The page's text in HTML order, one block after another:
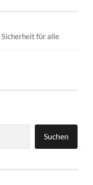
für alle
Suchen